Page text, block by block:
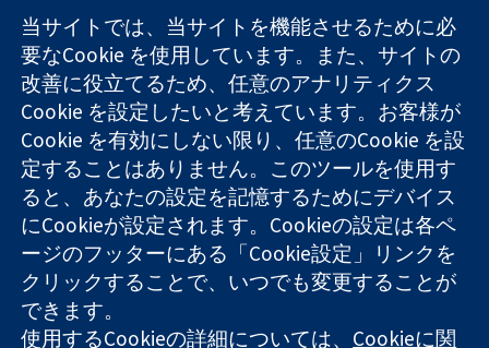
信頼できるエビ
デンスと
情報に基づく意
思決定により
健康のさらなる
向上へ
11-13 Cavendish
Square
London
W1G 0AN
United Kingdom
お問い合わせ
ニュース
広報
コクランにつ
いて
採用
Cochrane
Library
コクラン・コラボレーションは、イングランド及びウェールズ
に登録された慈善団体（登録番号 1045921）および保証有限責
任会社（登録番号 03044323）です。付加価値税登録番号 GB
718 2127 49
当サイトでは、当サイトを機能させるために必
要なCookie を使用しています。また、サイトの
改善に役立てるため、任意のアナリティクス
Cookie を設定したいと考えています。お客様が
Cookie を有効にしない限り、任意のCookie を設
定することはありません。このツールを使用す
ると、あなたの設定を記憶するためにデバイス
にCookieが設定されます。Cookieの設定は各ペ
ージのフッターにある「Cookie設定」リンクを
クリックすることで、いつでも変更することが
できます。
使用するCookieの詳細については、 Cookieに関